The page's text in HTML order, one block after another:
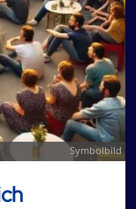
Symbolbild